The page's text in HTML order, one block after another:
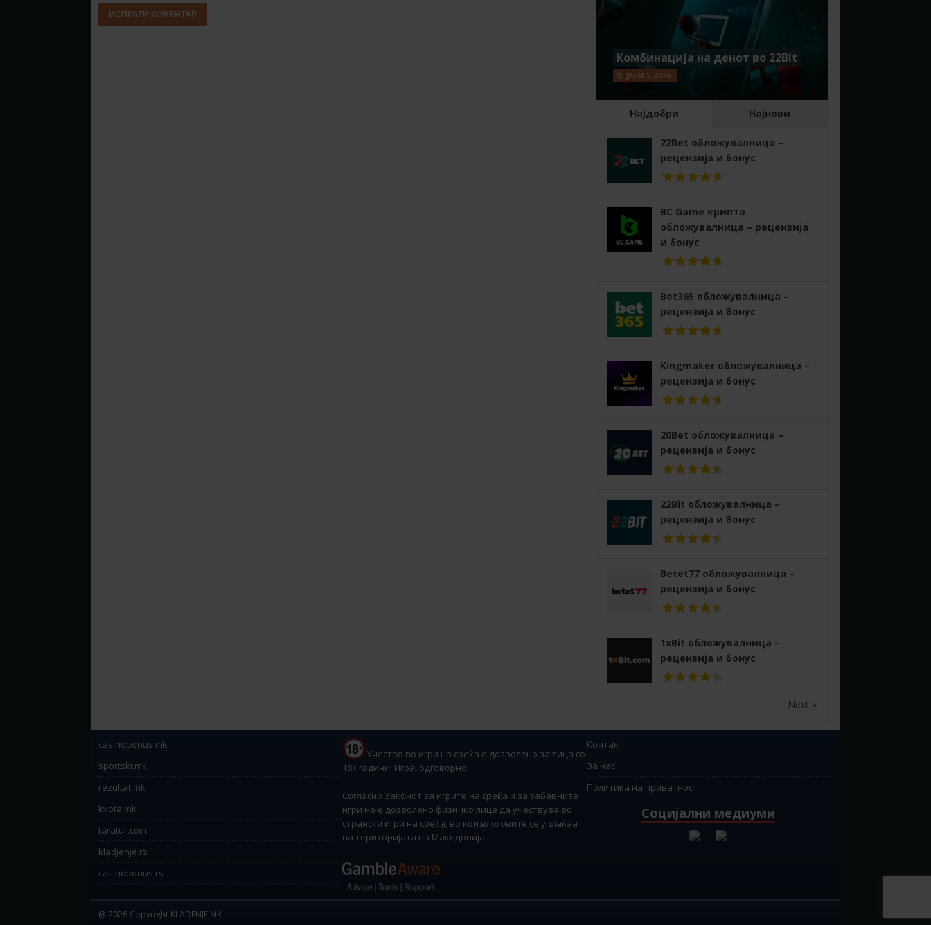
Комбинација на денот во 22Bit
ЈУЛИ 1, 2026
Најдобри Најнови
22Bet обложувалница –
рецензија и бонус
BC Game крипто
обложувалница – рецензија
и бонус
Bet365 обложувалница –
рецензија и бонус
Kingmaker обложувалница –
рецензија и бонус
20Bet обложувалница –
рецензија и бонус
22Bit обложувалница –
рецензија и бонус
Betet77 обложувалница –
рецензија и бонус
1xBit обложувалница –
рецензија и бонус
Next »
casinobonus.mk
sportski.mk
rezultat.mk
kvota.mk
taratur.com
kladjenje.rs
casinobonus.rs
Учество во игри на среќа е дозволено за лица со
18+ години. Играј одговорно!
Согласно Законот за игрите на среќа и за забавните
игри не е дозволено физичко лице да учествува во
странски игри на среќа, во кои влоговите се уплаќаат
на територијата на Македонија.
Контакт
За нас
Политика на приватност
Социјални медиуми
@ 2026 Copyright KLADENJE.MK